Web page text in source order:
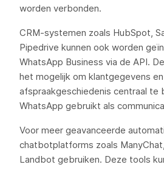
worden verbonden.
CRM-systemen zoals HubSpot,
Pipedrive kunnen ook worden
WhatsApp Business via de API.
het mogelijk om klantgegevens en
afspraakgeschiedenis centraal te
WhatsApp gebruikt als
Voor meer geavanceerde
chatbotplatforms zoals
Landbot gebruiken. Deze tools